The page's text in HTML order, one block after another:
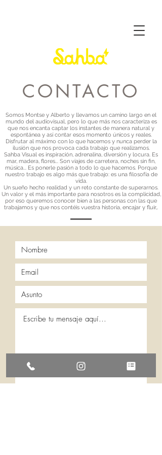
CONTACTO
Somos Montse y Alberto y llevamos un camino largo en el
mundo del audiovisual, pero lo que más nos caracteriza es
que nos encanta captar los instantes de manera natural y
espontánea y así contar esos momento únicos y reales.
Disfrutar al máximo con lo que hacemos y nunca perder la
ilusión que nos provoca cada trabajo que realizamos.
Sahba Visual es inspiración, adrenalina, diversión y locura. Es
mar, madera, flores... Son viajes de carretera, noches sin fin,
música... Es ponerle pasión a todo lo que hacemos. Porque
nuestro trabajo es algo más que trabajo: es una filosofía de
vida.
Un sueño hecho realidad y un reto constante de superarnos.
Un valor y el más importante para nosotros es la complicidad,
por eso queremos conocer bien a las personas con las que
trabajamos y que nos contéis vuestra historia, encajar y fluir,.